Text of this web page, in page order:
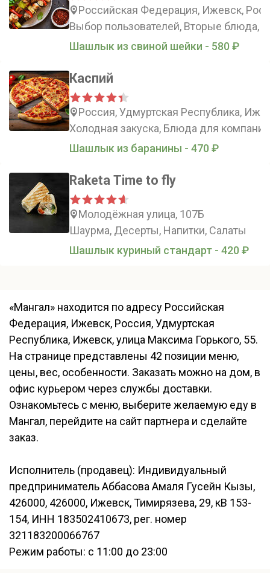
Российская Федерация, Ижевск,
Выбор пользователей, Вторые блюда,
Шашлык из cвинoй шейки - 580 ₽
Каспий
Россия, Удмуртская Республика,
Холодная закуска, Блюда для
Шашлык из баранины - 470 ₽
Raketa Time to fly
Молодёжная улица, 107Б
Шаурма, Десерты, Напитки, Салаты
Шашлык куриный стандарт - 420 ₽
«Мангал» находится по адресу Российская
Федерация, Ижевск, Россия, Удмуртская
Республика, Ижевск, улица Максима Горького, 55.
На странице представлены 42 позиции меню,
цены, вес, особенности. Заказать можно на дом, в
офис курьером через службы доставки.
Ознакомьтесь с меню, выберите желаемую еду в
Мангал, перейдите на сайт партнера и сделайте
заказ.
Исполнитель (продавец): Индивидуальный
предприниматель Аббасова Амаля Гусейн Кызы,
426000, 426000, Ижевск, Тимирязева, 29, кВ 153-
154, ИНН 183502410673, рег. номер
321183200066767
Режим работы: с 11:00 до 23:00